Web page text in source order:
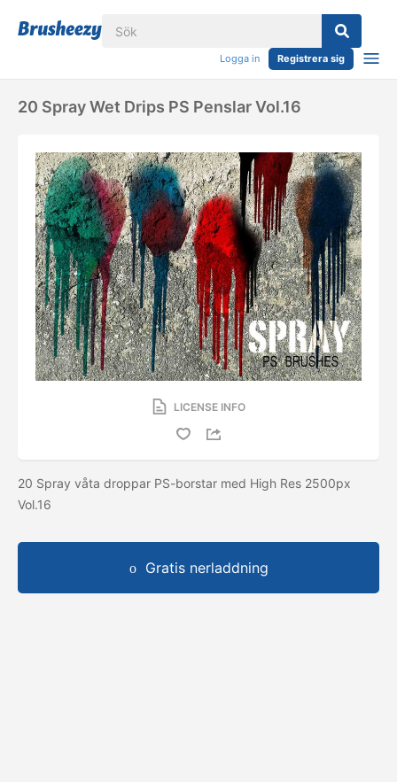
Logga in Registrera sig
20 Spray Wet Drips PS Penslar Vol.16
LICENSE INFO
20 Spray våta droppar PS-borstar med High Res 2500px
Vol.16
Gratis nerladdning